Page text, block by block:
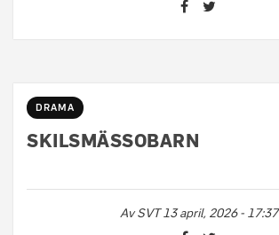
DRAMA
SKILSMÄSSOBARN
AvSVT 13 april, 2026 - 17:37